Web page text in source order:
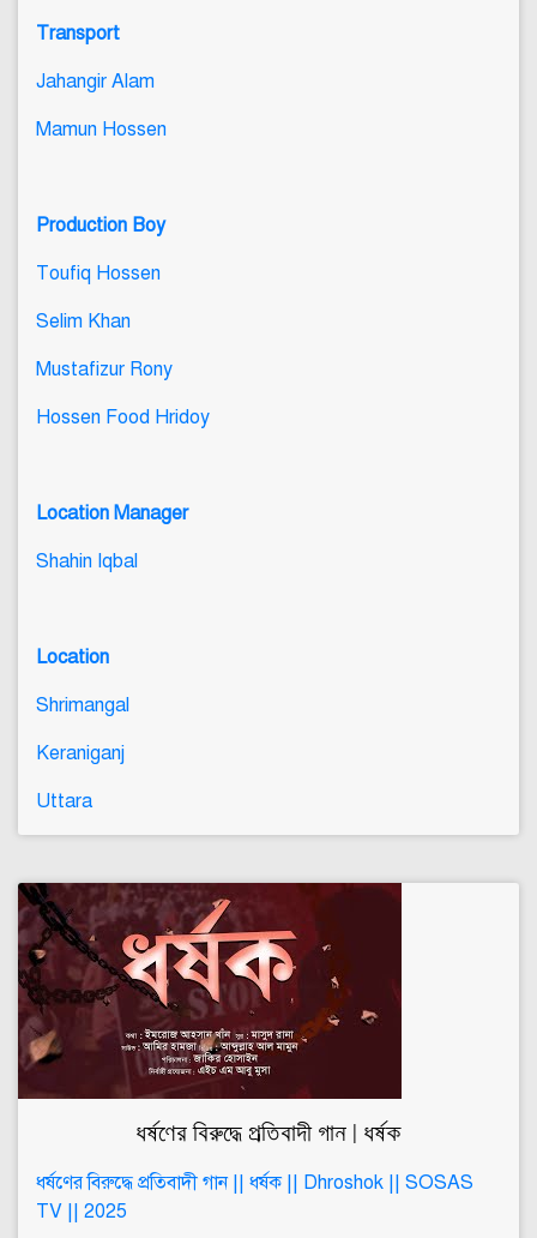
Transport
Jahangir Alam
Mamun Hossen
Production Boy
Toufiq Hossen
Selim Khan
Mustafizur Rony
Hossen Food Hridoy
Location Manager
Shahin Iqbal
Location
Shrimangal
Keraniganj
Uttara
ধর্ষণের বিরুদ্ধে প্রতিবাদী গান | ধর্ষক
ধর্ষণের বিরুদ্ধে প্রতিবাদী গান || ধর্ষক || Dhroshok || SOSAS
TV || 2025